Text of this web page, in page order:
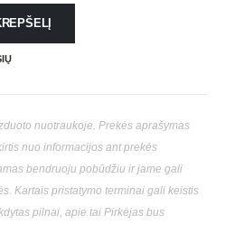
nuotraukoje. Prekės aprašymas
nuo informacijos ant prekės
bendruoju pobūdžiu ir jame gali
Kartais pristatymo terminai gali keistis
pilnai, apie tai Pirkėjas bus